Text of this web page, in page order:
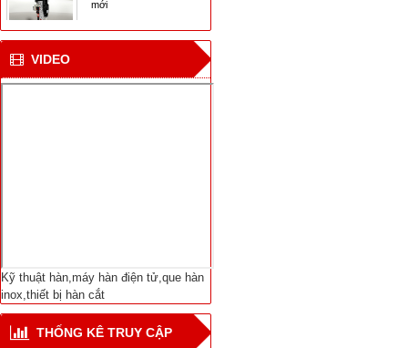
CN hàn mới cho tàu vận
VIDEO
Kỹ thuật hàn,máy hàn điện tử,que hàn
inox,thiết bị hàn cắt
THỐNG KÊ TRUY CẬP